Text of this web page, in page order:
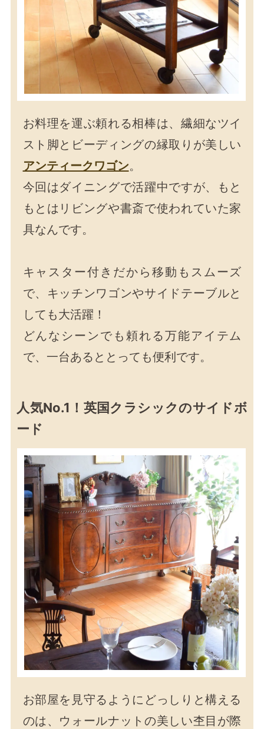
お料理を運ぶ頼れる相棒は、繊細なツイ
スト脚とビーディングの縁取りが美しい
アンティークワゴン。
今回はダイニングで活躍中ですが、もと
もとはリビングや書斎で使われていた家
具なんです。
キャスター付きだから移動もスムーズ
で、キッチンワゴンやサイドテーブルと
しても大活躍！
どんなシーンでも頼れる万能アイテム
で、一台あるととっても便利です。
人気No.1！英国クラシックのサイドボ
ード
お部屋を見守るようにどっしりと構える
のは、ウォールナットの美しい杢目が際